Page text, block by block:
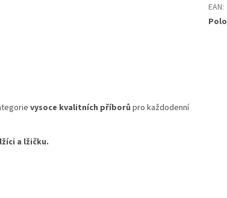
vysoce kvalitních příborů pro každodenní
a lžičku.
EAN: